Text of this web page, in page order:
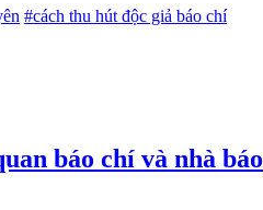
#cách thu hút độc giả báo chí
báo chí và nhà báo